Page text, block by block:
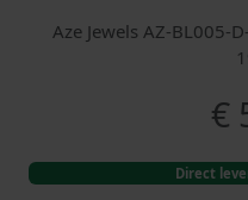
Aze Jewels AZ-BL005-
€
Direct